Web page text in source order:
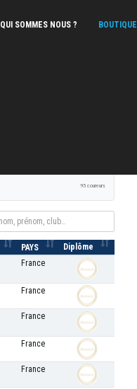
QUI SOMMES NOUS ? BOUTIQUE
95 coureurs
PAYS
Diplôme
France
France
France
France
France